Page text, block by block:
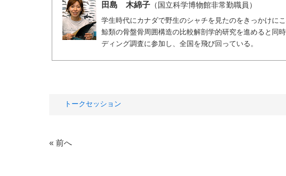
田島 木綿子 （国立科学博物館非常勤職員）
学生時代にカナダで野生のシャチを見たのをきっかけに
鯨類の骨盤骨周囲構造の比較解剖学的研究を進めると同
ディング調査に参加し、全国を飛び回っている。
トークセッション
« 前へ